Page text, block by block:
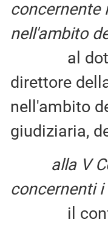
concernente
nell'ambito
al dottor
direttore
nell'ambito
giudiziaria,
alla V
concernenti
il